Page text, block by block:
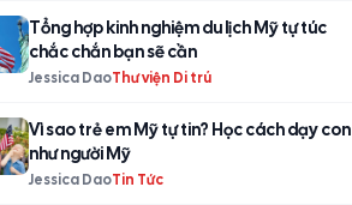
Tổng hợp kinh nghiệm du lịch Mỹ tự túc
chắc chắn bạn sẽ cần
Jessica DaoThư viện Di trú
Vì sao trẻ em Mỹ tự tin? Học cách dạy con
như người Mỹ
Jessica DaoTin Tức